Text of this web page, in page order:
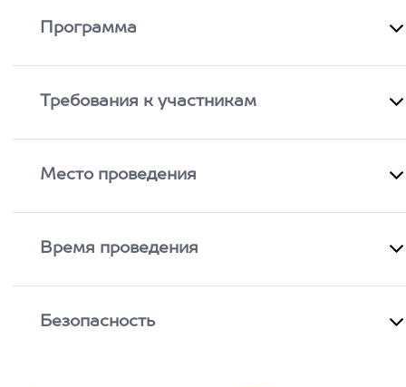
Программа
Требования к участникам
Место проведения
Время проведения
Безопасность